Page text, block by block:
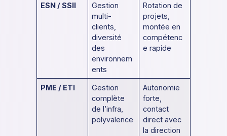
ESN / SSII
Gestion
multi-
clients,
diversité
des
environnem
ents
Rotation de
projets,
montée en
compétenc
e rapide
PME / ETI
Gestion
complète
de l’infra,
polyvalence
Autonomie
forte,
contact
direct avec
la direction